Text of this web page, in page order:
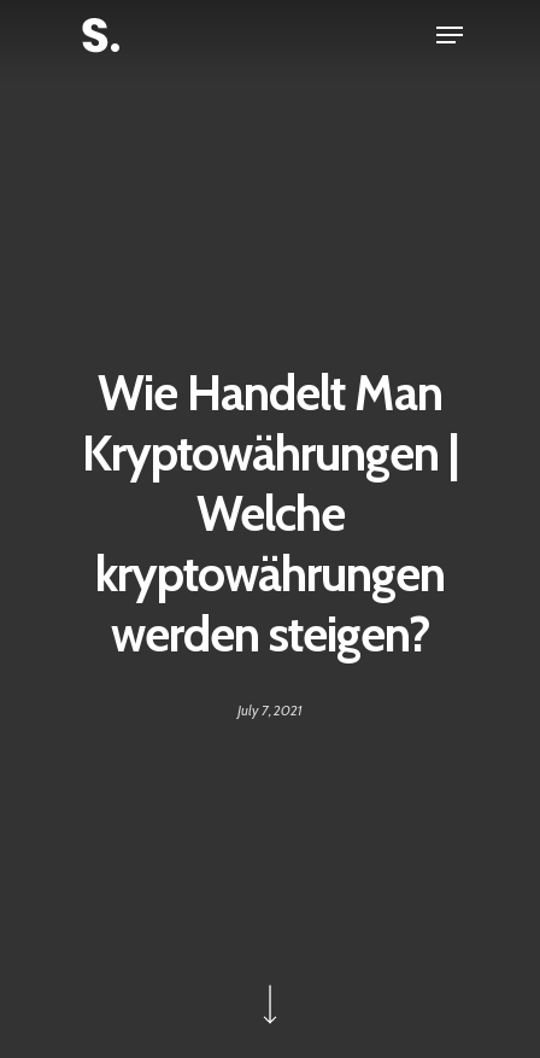
Menu
Wie Handelt Man
Kryptowährungen |
Welche
kryptowährungen
werden steigen?
July 7, 2021